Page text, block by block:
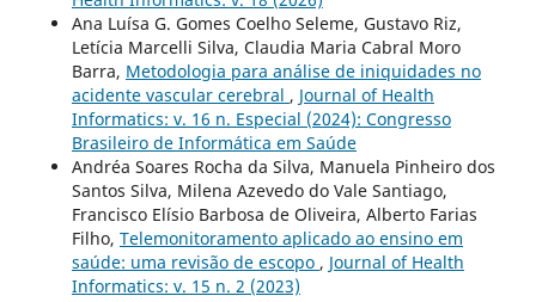
Ana Luísa G. Gomes Coelho Seleme, Gustavo Riz,
Letícia Marcelli Silva, Claudia Maria Cabral Moro
Barra, Metodologia para análise de iniquidades no
acidente vascular cerebral , Journal of Health
Informatics: v. 16 n. Especial (2024): Congresso
Brasileiro de Informática em Saúde
Andréa Soares Rocha da Silva, Manuela Pinheiro dos
Santos Silva, Milena Azevedo do Vale Santiago,
Francisco Elísio Barbosa de Oliveira, Alberto Farias
Filho, Telemonitoramento aplicado ao ensino em
saúde: uma revisão de escopo , Journal of Health
Informatics: v. 15 n. 2 (2023)